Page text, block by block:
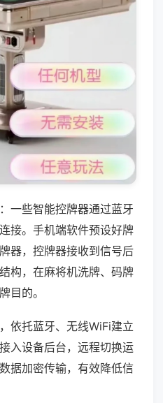
一些智能控牌器通过蓝牙
接。手机端软件预设好牌
器，控牌器接收到信号后
构，在麻将机洗牌、码牌
目的。
依托蓝牙、无线WiFi建立
入设备后台，远程切换运
据加密传输，有效降低信